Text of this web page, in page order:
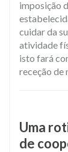
imposição
cuidar da
atividade
isto fará
receção de
Uma
de